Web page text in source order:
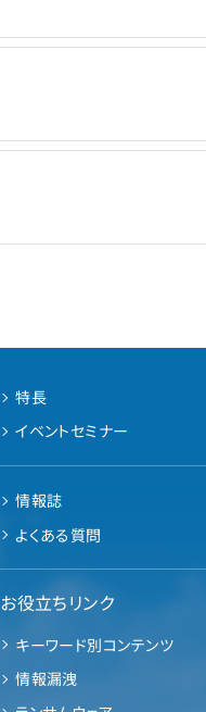
特長
イベントセミナー
情報誌
よくある質問
お役立ちリンク
キーワード別コンテンツ
情報漏洩